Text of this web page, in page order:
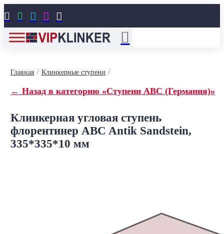
    
Главная/ Клинкерные ступени /
← Назад в категорию «Ступени ABC (Германия)»
Клинкерная угловая ступень
флорентинер ABC Antik Sandstein,
335*335*10 мм